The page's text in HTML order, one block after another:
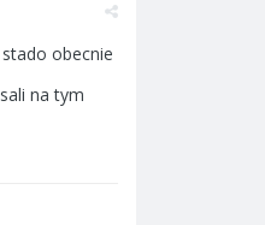
obecnie
na tym